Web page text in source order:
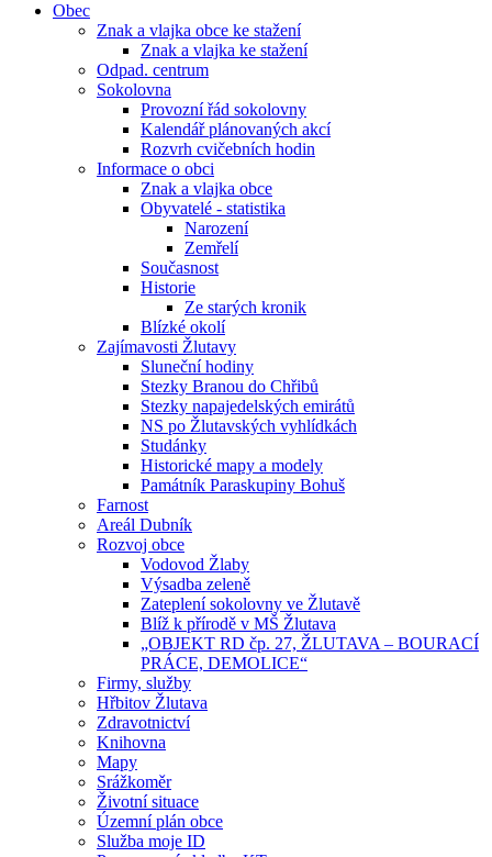
Obec
Znak a vlajka obce ke stažení
Znak a vlajka ke stažení
Odpad. centrum
Sokolovna
Provozní řád sokolovny
Kalendář plánovaných akcí
Rozvrh cvičebních hodin
Informace o obci
Znak a vlajka obce
Obyvatelé - statistika
Narození
Zemřelí
Současnost
Historie
Ze starých kronik
Blízké okolí
Zajímavosti Žlutavy
Sluneční hodiny
Stezky Branou do Chřibů
Stezky napajedelských emirátů
NS po Žlutavských vyhlídkách
Studánky
Historické mapy a modely
Památník Paraskupiny Bohuš
Farnost
Areál Dubník
Rozvoj obce
Vodovod Žlaby
Výsadba zeleně
Zateplení sokolovny ve Žlutavě
Blíž k přírodě v MŠ Žlutava
„OBJEKT RD čp. 27, ŽLUTAVA – BOURACÍ
PRÁCE, DEMOLICE“
Firmy, služby
Hřbitov Žlutava
Zdravotnictví
Knihovna
Mapy
Srážkoměr
Životní situace
Územní plán obce
Služba moje ID